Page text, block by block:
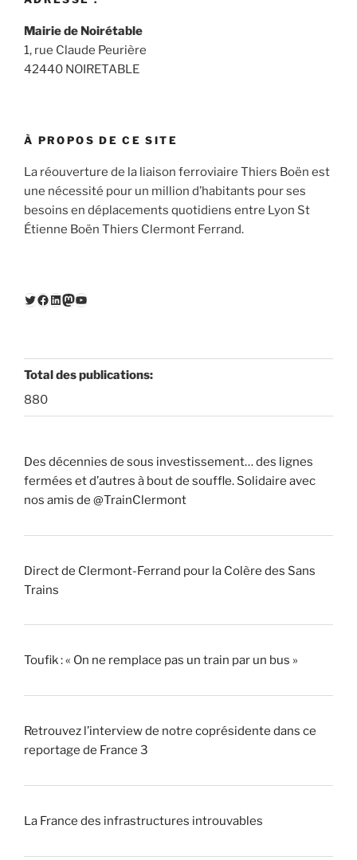
Mairie de Noirétable
1, rue Claude Peurière
42440 NOIRETABLE
À PROPOS DE CE SITE
La réouverture de la liaison ferroviaire Thiers Boën est
une nécessité pour un million d’habitants pour ses
besoins en déplacements quotidiens entre Lyon St
Étienne Boën Thiers Clermont Ferrand.
Twitter
Facebook
LinkedIn
Mastodon
YouTube
Total des publications:
880
Des décennies de sous investissement… des lignes
fermées et d’autres à bout de souffle. Solidaire avec
nos amis de @TrainClermont
Direct de Clermont-Ferrand pour la Colère des Sans
Trains
Toufik : « On ne remplace pas un train par un bus »
Retrouvez l’interview de notre coprésidente dans ce
reportage de France 3
La France des infrastructures introuvables